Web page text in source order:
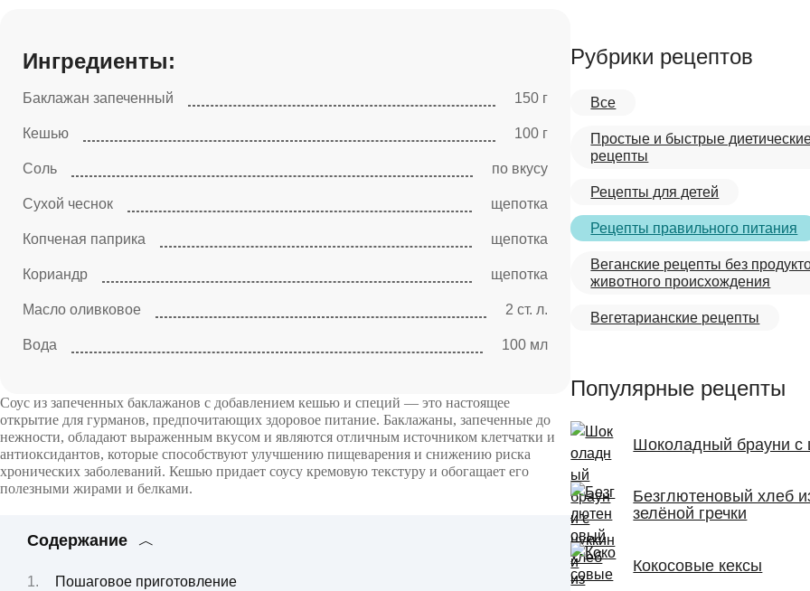
Ингредиенты:
Баклажан запеченный 150 г
Кешью 100 г
Соль по вкусу
Сухой чеснок щепотка
Копченая паприка щепотка
Кориандр щепотка
Масло оливковое 2 ст. л.
Вода 100 мл
Соус из запеченных баклажанов с добавлением кешью и специй — это настоящее
открытие для гурманов, предпочитающих здоровое питание. Баклажаны, запеченные до
нежности, обладают выраженным вкусом и являются отличным источником клетчатки и
антиоксидантов, которые способствуют улучшению пищеварения и снижению риска
хронических заболеваний. Кешью придает соусу кремовую текстуру и обогащает его
полезными жирами и белками.
Содержание
Пошаговое приготовление
Рубрики рецептов
Все
Простые и быстрые
рецепты
Рецепты для детей
Рецепты правильного питания
Веганские рецепты без
животного происхождения
Вегетарианские рецепты
Популярные рецепты
Шоколадный брауни с
Безглютеновый хлеб
зелёной гречки
Кокосовые кексы